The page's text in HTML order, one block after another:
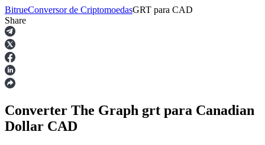
Futuros
BitrueConversor de CriptomoedasGRT para CAD
Share
Converter The Graph grt para Canadian
Dollar CAD